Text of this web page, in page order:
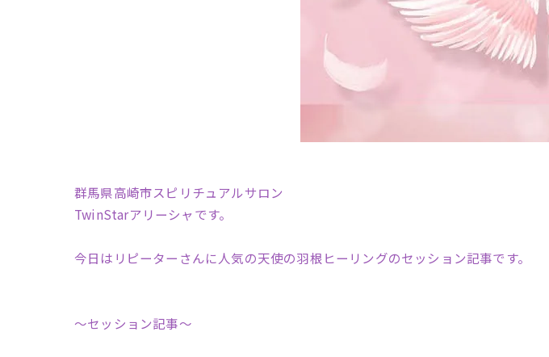
群馬県高崎市スピリチュアルサロン
TwinStarアリーシャです。
今日はリピーターさんに人気の天使の羽根ヒーリングのセッション記事です。
〜セッション記事〜